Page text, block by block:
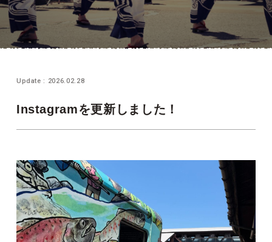
Update : 2026.02.28
Instagramを更新しました！